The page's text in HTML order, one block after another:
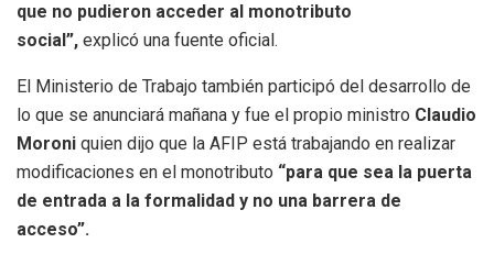
que no pudieron acceder al monotributo
social”, explicó una fuente oficial.
El Ministerio de Trabajo también participó del desarrollo de
lo que se anunciará mañana y fue el propio ministro Claudio
Moroni quien dijo que la AFIP está trabajando en realizar
modificaciones en el monotributo “para que sea la puerta
de entrada a la formalidad y no una barrera de
acceso”.